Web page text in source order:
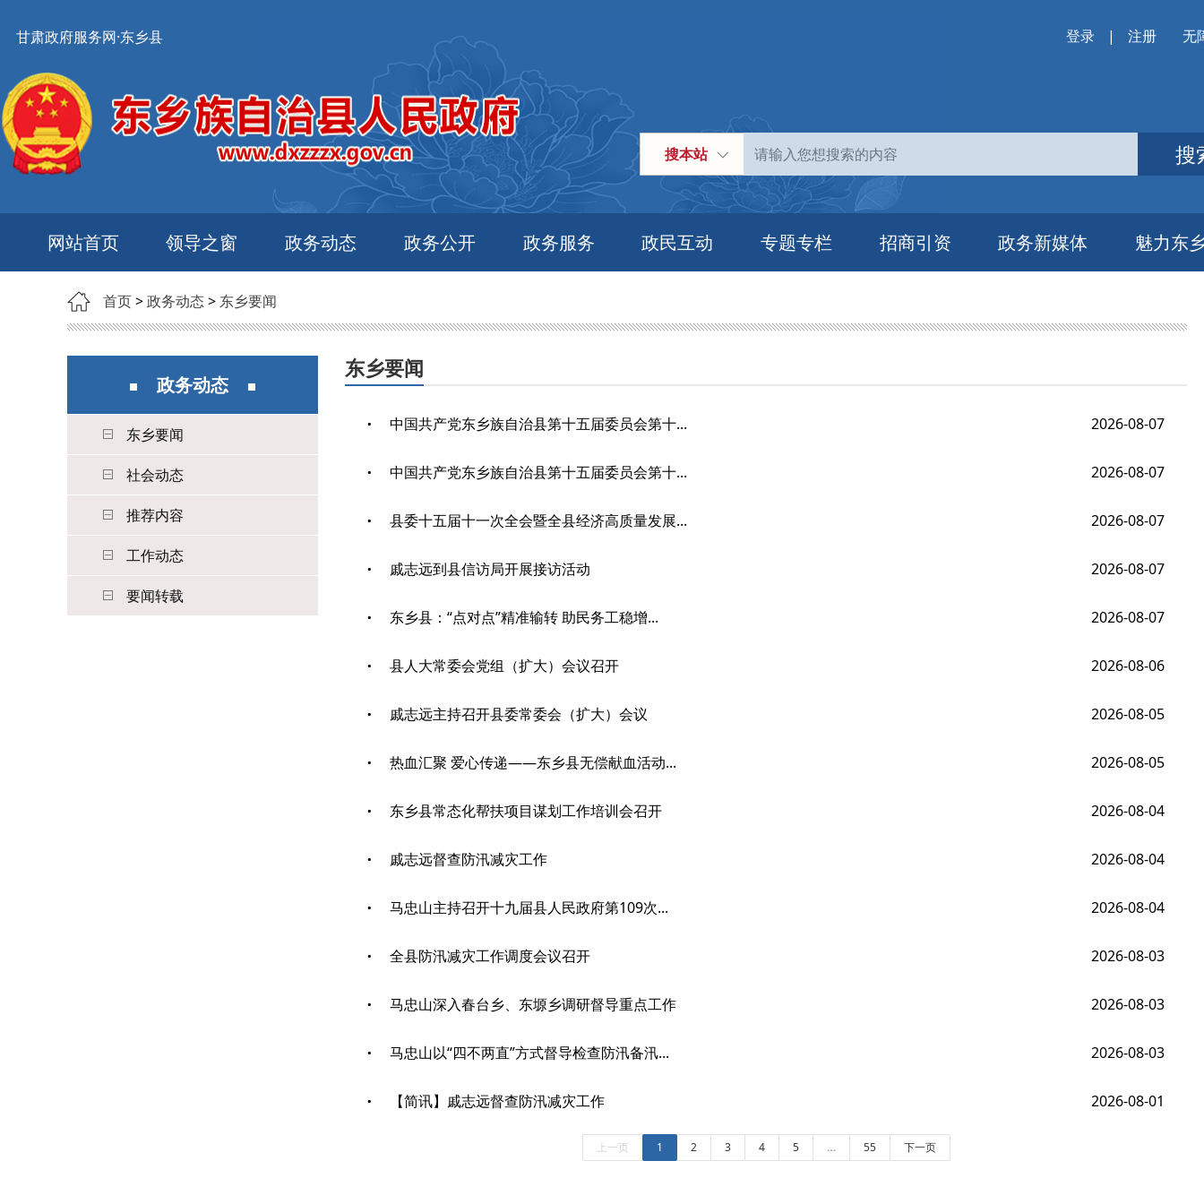
甘肃政府服务网·东乡县 登录 | 注册 无
搜本站 搜
网站首页 领导之窗 政务动态 政务公开 政务服务 政民互动 专题专栏 招商引资 政务新媒体 魅力东
首页>政务动态> 东乡要闻
政务动态
东乡要闻
社会动态
推荐内容
工作动态
要闻转载
东乡要闻
中国共产党东乡族自治县第十五届委员会第十... 2026-08-07
中国共产党东乡族自治县第十五届委员会第十... 2026-08-07
县委十五届十一次全会暨全县经济高质量发展... 2026-08-07
戚志远到县信访局开展接访活动 2026-08-07
东乡县：“点对点”精准输转 助民务工稳增... 2026-08-07
县人大常委会党组（扩大）会议召开 2026-08-06
戚志远主持召开县委常委会（扩大）会议 2026-08-05
热血汇聚 爱心传递——东乡县无偿献血活动... 2026-08-05
东乡县常态化帮扶项目谋划工作培训会召开 2026-08-04
戚志远督查防汛减灾工作 2026-08-04
马忠山主持召开十九届县人民政府第109次... 2026-08-04
全县防汛减灾工作调度会议召开 2026-08-03
马忠山深入春台乡、东塬乡调研督导重点工作 2026-08-03
马忠山以“四不两直”方式督导检查防汛备汛... 2026-08-03
【简讯】戚志远督查防汛减灾工作 2026-08-01
上一页 1 2 3 4 5 … 55 下一页